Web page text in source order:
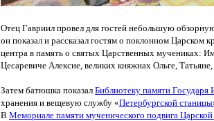
Отец Гавриил провел для гостей небольшую
он показал и рассказал гостям о поклонном Царском
центра в память о святых Царственных мучениках:
Цесаревиче Алексие, великих княжнах Ольге,
Затем батюшка показал Библиотеку памяти Государя
хранения и вещевую службу «Петербургской
В Мемориале памяти мученического подвига